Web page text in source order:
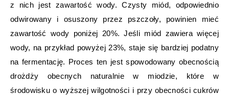
z nich jest zawartość wody. Czysty miód, odpowiednio
odwirowany i osuszony przez pszczoły, powinien mieć
zawartość wody poniżej 20%. Jeśli miód zawiera więcej
wody, na przykład powyżej 23%, staje się bardziej podatny
na fermentację. Proces ten jest spowodowany obecnością
drożdży obecnych naturalnie w miodzie, które w
środowisku o wyższej wilgotności i przy obecności cukrów